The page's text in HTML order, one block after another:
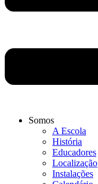
Somos
A Escola
História
Educadores
Localização
Instalações